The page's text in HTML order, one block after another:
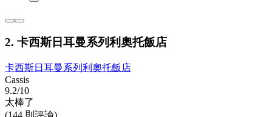
2. 卡西斯日耳曼系列利奧托飯店
卡西斯日耳曼系列利奧托飯店
Cassis
9.2/10
太棒了
(144 則評論)